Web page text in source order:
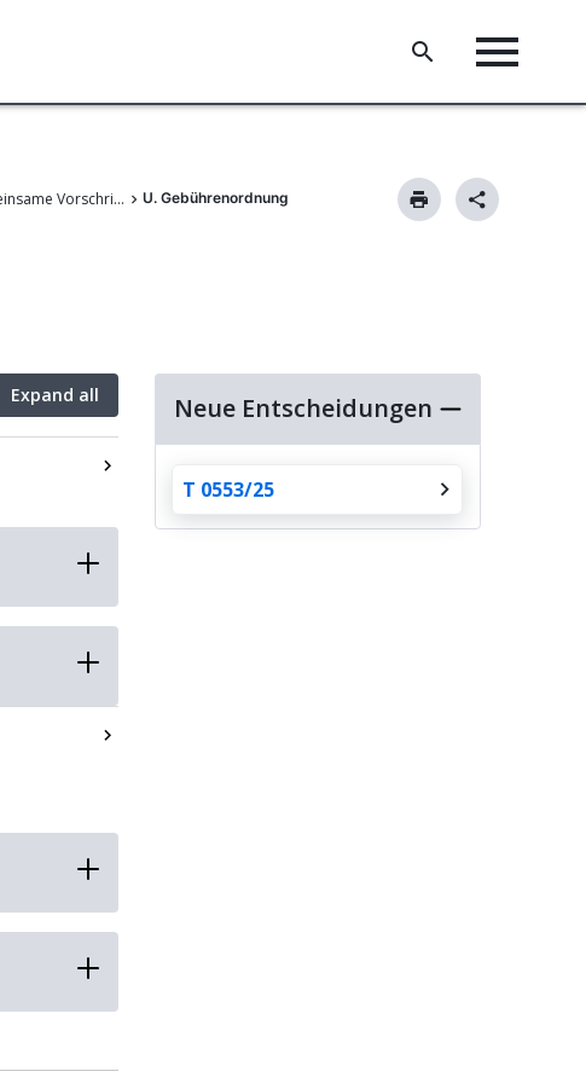
III. Gemeinsame Vorschriften für die Verfahren vor dem EPA U. Gebührenordnung
Expand all Neue Entscheidungen
T 0553/25